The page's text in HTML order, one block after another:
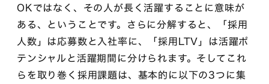
OKではなく、その人が長く活躍することに意味が
ある、ということです。さらに分解すると、「採用
人数」は応募数と入社率に、「採用LTV」は活躍ポ
テンシャルと活躍期間に分けられます。そしてこれ
らを取り巻く採用課題は、基本的に以下の3つに集